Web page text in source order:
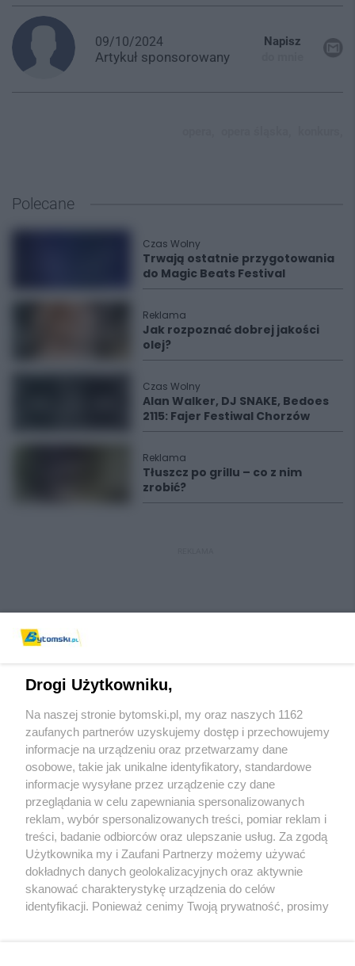
09/10/2024
Artykuł sponsorowany
Napisz
Polecane
Czas Wolny
Trwają ostatnie przygotowania
do Magic Beats Festival
Reklama
Jak rozpoznać dobrej jakości
olej?
Czas Wolny
Alan Walker, DJ SNAKE, Bedoes
2115: Fajer Festiwal Chorzów
Reklama
Tłuszcz po grillu – co z nim
zrobić?
Wydawca mediów lokalnych
Nie zapomnij
zapoznać się z:
polityką prywatności regulamin korzystania z portali
Twojemiasto
Piekary Śląskie
Chorzów
Tarnowskie Góry
Skontaktuj sięz nami
Kontakt
Wydawca
Pogoda
Drogi Użytkowniku,
Na naszej stronie bytomski.pl, my oraz naszych 1162
zaufanych partnerów uzyskujemy dostęp i przechowujemy
informacje na urządzeniu oraz przetwarzamy dane
osobowe, takie jak unikalne identyfikatory, standardowe
informacje wysyłane przez urządzenie czy dane
przeglądania w celu zapewniania spersonalizowanych
reklam, wybór spersonalizowanych treści, pomiar reklam i
treści, badanie odbiorców oraz ulepszanie usług. Za zgodą
Użytkownika my i Zaufani Partnerzy możemy używać
dokładnych danych geolokalizacyjnych oraz aktywnie
skanować charakterystykę urządzenia do celów
identyfikacji. Ponieważ cenimy Twoją prywatność, prosimy